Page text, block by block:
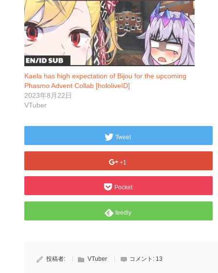
Kaela has high expectation of Bijou for the upcoming
Phasmo Advent Collab [hololiveID]
2023年8月22日
VTuber
Tweet
+1
Pocket
feedly
投稿者: VTuber コメント: 13